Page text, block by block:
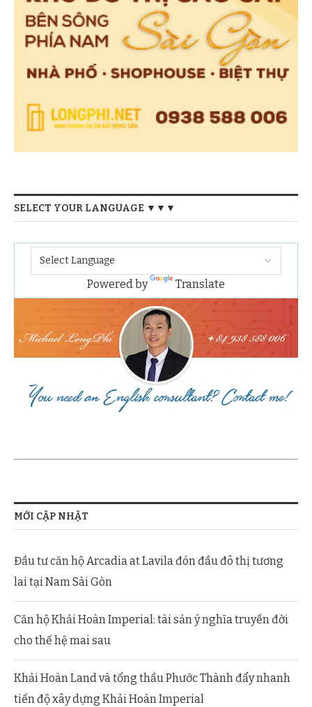
SELECT YOUR LANGUAGE ▼▼▼
Powered by Translate
MỚI CẬP NHẬT
Đầu tư căn hộ Arcadia at Lavila đón đầu đô thị tương
lai tại Nam Sài Gòn
Căn hộ Khải Hoàn Imperial: tài sản ý nghĩa truyền đời
cho thế hệ mai sau
Khải Hoàn Land và tổng thầu Phước Thành đẩy nhanh
tiến độ xây dựng Khải Hoàn Imperial